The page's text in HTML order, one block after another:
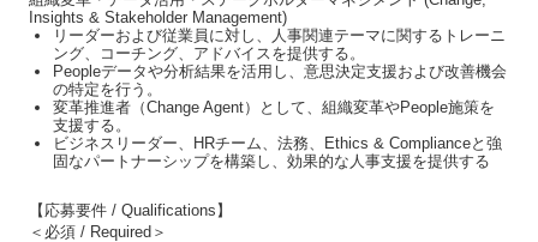
Insights & Stakeholder Management)
リーダーおよび従業員に対し、人事関連テーマに関するトレーニ
ング、コーチング、アドバイスを提供する。
Peopleデータや分析結果を活用し、意思決定支援および改善機会
の特定を行う。
変革推進者（Change Agent）として、組織変革やPeople施策を
支援する。
ビジネスリーダー、
HRチーム、法務、 Ethics & Complianceと強
固なパートナーシップを構築し、効果的な人事支援を提供する
【応募要件 / Qualifications】
＜必須 / Required＞